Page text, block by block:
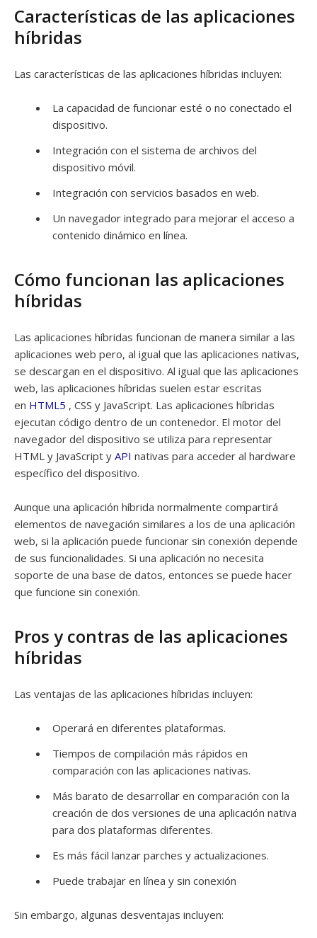
Características de las aplicaciones
híbridas
Las características de las aplicaciones híbridas incluyen:
La capacidad de funcionar esté o no conectado el
dispositivo.
Integración con el sistema de archivos del
dispositivo móvil.
Integración con servicios basados ​​en web.
Un navegador integrado para mejorar el acceso a
contenido dinámico en línea.
Cómo funcionan las aplicaciones
híbridas
Las aplicaciones híbridas funcionan de manera similar a las
aplicaciones web pero, al igual que las aplicaciones nativas,
se descargan en el dispositivo. Al igual que las aplicaciones
web, las aplicaciones híbridas suelen estar escritas
en HTML5 , CSS y JavaScript. Las aplicaciones híbridas
ejecutan código dentro de un contenedor. El motor del
navegador del dispositivo se utiliza para representar
HTML y JavaScript y API nativas para acceder al hardware
específico del dispositivo.
Aunque una aplicación híbrida normalmente compartirá
elementos de navegación similares a los de una aplicación
web, si la aplicación puede funcionar sin conexión depende
de sus funcionalidades. Si una aplicación no necesita
soporte de una base de datos, entonces se puede hacer
que funcione sin conexión.
Pros y contras de las aplicaciones
híbridas
Las ventajas de las aplicaciones híbridas incluyen:
Operará en diferentes plataformas.
Tiempos de compilación más rápidos en
comparación con las aplicaciones nativas.
Más barato de desarrollar en comparación con la
creación de dos versiones de una aplicación nativa
para dos plataformas diferentes.
Es más fácil lanzar parches y actualizaciones.
Puede trabajar en línea y sin conexión
Sin embargo, algunas desventajas incluyen: